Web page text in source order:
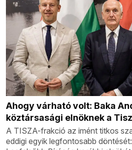
Ahogy várható volt: Baka
köztársasági elnöknek a
A TISZA-frakció az imént titkos
eddigi egyik legfontosabb